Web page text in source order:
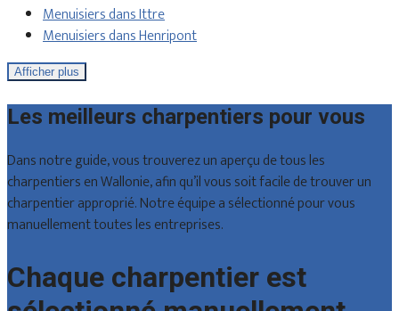
Menuisiers dans Ittre
Menuisiers dans Henripont
Afficher plus
Les meilleurs charpentiers pour vous
Dans notre guide, vous trouverez un aperçu de tous les
charpentiers en Wallonie, afin qu’il vous soit facile de trouver un
charpentier approprié. Notre équipe a sélectionné pour vous
manuellement toutes les entreprises.
Chaque charpentier est